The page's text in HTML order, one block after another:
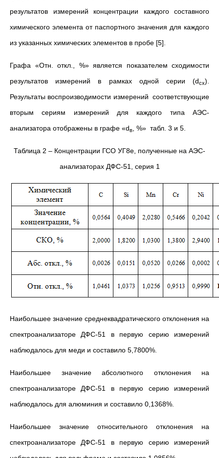
результатов измерений концентрации каждого составного
химического элемента от паспортного значения для каждого
из указанных химических элементов в пробе [5].
Графа «Отн. откл., %» является показателем сходимости
результатов измерений в рамках одной серии (dсх).
Результаты воспроизводимости измерений соответствующие
вторым сериям измерений для каждого типа АЭС-
анализатора отображены в графе «dв , %» табл. 3 и 5.
Таблица 2 – Концентрации ГСО УГ8е, полученные на АЭС-
анализаторах ДФС-51, серия 1
Наибольшее значение среднеквадратического отклонения на
спектроанализаторе ДФС-51 в первую серию измерений
наблюдалось для меди и составило 5,7800%.
Наибольшее значение абсолютного отклонения на
спектроанализаторе ДФС-51 в первую серию измерений
наблюдалось для алюминия и составило 0,1368%.
Наибольшее значение относительного отклонения на
спектроанализаторе ДФС-51 в первую серию измерений